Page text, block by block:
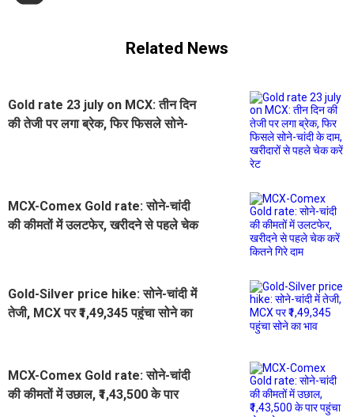
Related News
Gold rate 23 july on MCX: तीन दिन
की तेजी पर लगा ब्रेक, फिर फिसले सोने-
MCX-Comex Gold rate: सोने-चांदी
की कीमतों में उलटफेर, खरीदने से पहले चेक
Gold-Silver price hike: सोने-चांदी में
तेजी, MCX पर ₹1,49,345 पहुंचा सोने का
MCX-Comex Gold rate: सोने-चांदी
की कीमतों में उछाल, ₹1,43,500 के पार